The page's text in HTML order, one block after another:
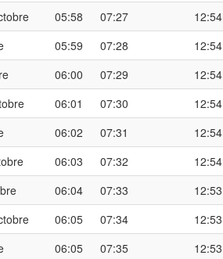
05:58 07:27 12:54
05:59 07:28 12:54
06:00 07:29 12:54
06:01 07:30 12:54
06:02 07:31 12:54
06:03 07:32 12:54
06:04 07:33 12:53
06:05 07:34 12:53
06:05 07:35 12:53